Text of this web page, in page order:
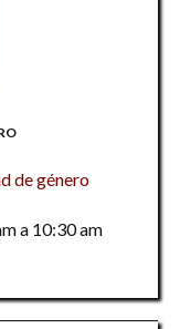
de género
a 10:30 am